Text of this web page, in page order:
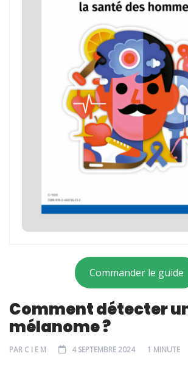
Commander le guide
Comment détecter
mélanome ?
PAR C I E M 4 SEPTEMBRE 2024 1 MINUTE